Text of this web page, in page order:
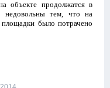
объекте продолжатся в
тем, что на
было потрачено